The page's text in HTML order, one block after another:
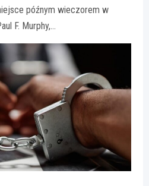
późnym wieczorem w
F. Murphy,…